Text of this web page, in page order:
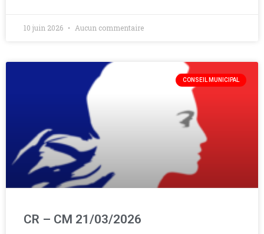
10 juin 2026 Aucun commentaire
CONSEIL MUNICIPAL
CR – CM 21/03/2026